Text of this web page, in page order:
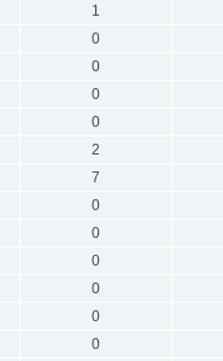
1
0
0
0
0
2
7
0
0
0
0
0
0